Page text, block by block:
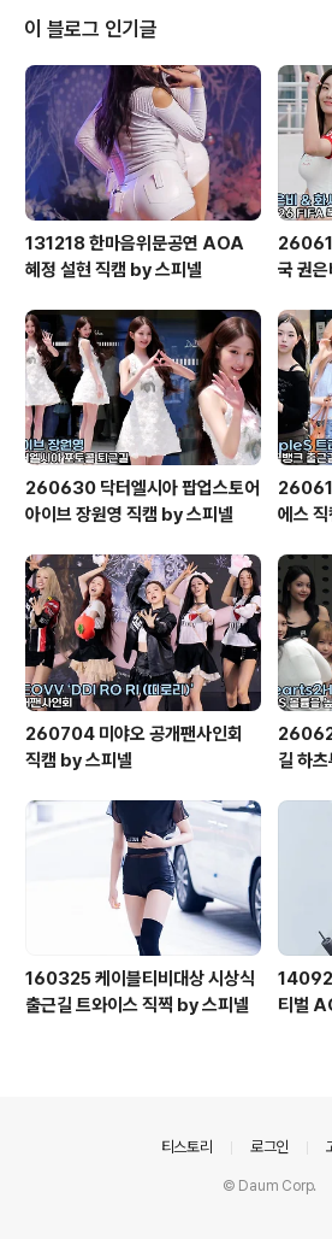
이 블로그 인기글
131218 한마음위문공연 AOA
혜정 설현 직캠 by 스피넬
국 권
260630 닥터엘시아 팝업스토어
아이브 장원영 직캠 by 스피넬
에스
260704 미야오 공개팬사인회
직캠 by 스피넬
길 하
160325 케이블티비대상 시상식
출근길 트와이스 직찍 by 스피넬
티벌
티스토리 로그인
© Daum Corp.